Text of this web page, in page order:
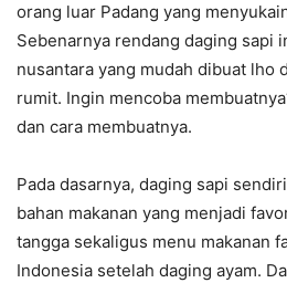
orang luar Padang yang
Sebenarnya rendang daging sapi
nusantara yang mudah dibuat lho
rumit. Ingin mencoba
dan cara membuatnya.
Pada dasarnya, daging sapi
bahan makanan yang menjadi
tangga sekaligus menu makanan
Indonesia setelah daging ayam.